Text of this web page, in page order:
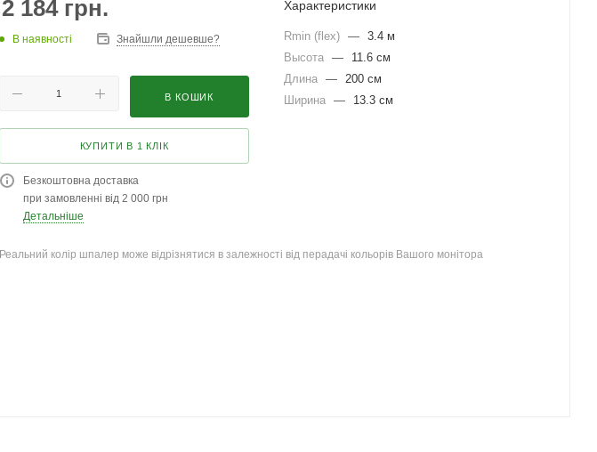
2 184грн.
В наявності Знайшли дешевше?
В КОШИК
КУПИТИ В 1 КЛІК
Безкоштовна доставка
при замовленні від 2 000 грн
Детальніше
Характеристики
Rmin (flex) — 3.4 м
Высота —
11.6 см
Длина — 200 см
Ширина — 13.3 см
Реальний колір шпалер може відрізнятися в залежності від перадачі кольорів Вашого монітора